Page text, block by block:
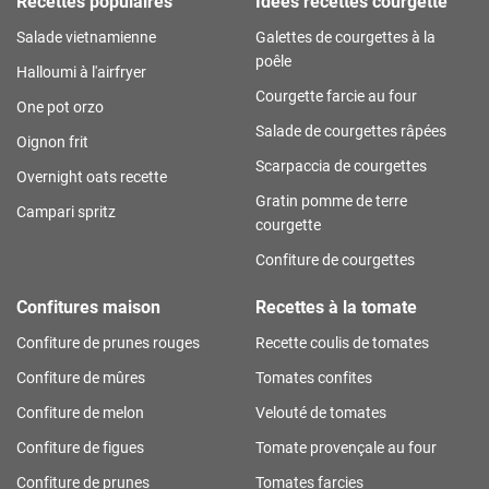
Salade vietnamienne
Halloumi à l'airfryer
One pot orzo
Oignon frit
Overnight oats recette
Campari spritz
Galettes de courgettes à la
poêle
Courgette farcie au four
Salade de courgettes râpées
Scarpaccia de courgettes
Gratin pomme de terre
courgette
Confiture de courgettes
Confitures maison
Confiture de prunes rouges
Confiture de mûres
Confiture de melon
Confiture de figues
Confiture de prunes
Recettes à la tomate
Recette coulis de tomates
Tomates confites
Velouté de tomates
Tomate provençale au four
Tomates farcies